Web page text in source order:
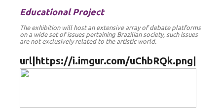
Educational Project
The exhibition will host an extensive array of debate platforms
on a wide set of issues pertaining Brazilian society, such issues
are not exclusively related to the artistic world.